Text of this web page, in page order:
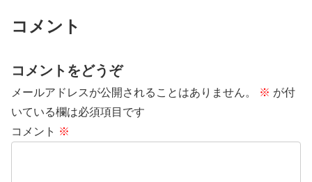
コメント
コメントをどうぞ
メールアドレスが公開されることはありません。 ※ が付
いている欄は必須項目です
コメント ※